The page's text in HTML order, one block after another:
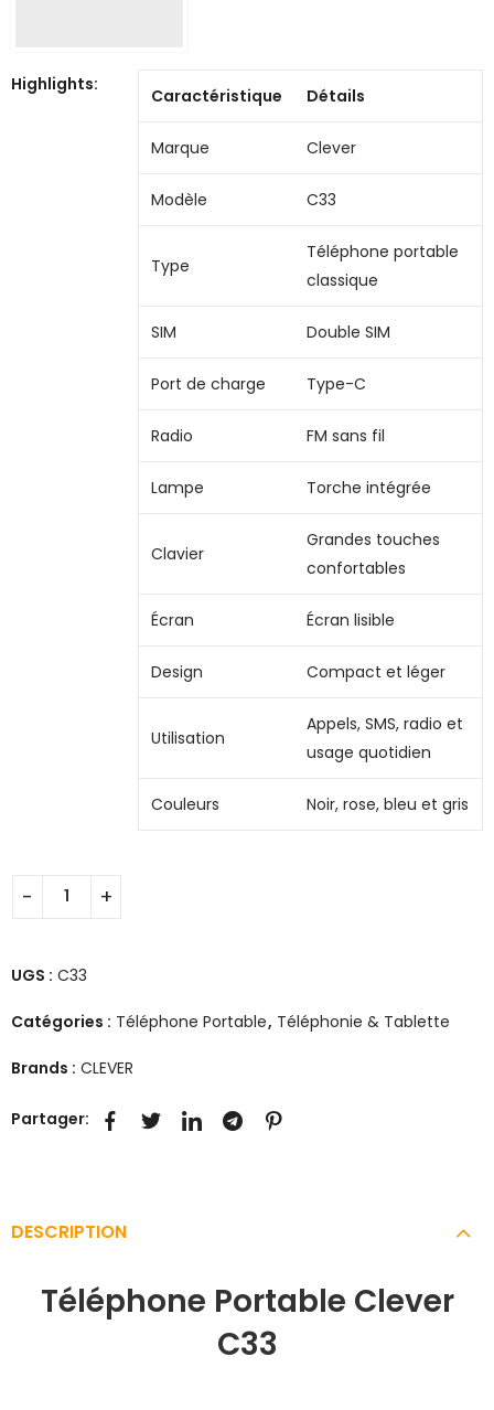
Highlights:
Caractéristique Détails
Marque Clever
Modèle C33
Type
Téléphone portable
classique
SIM Double SIM
Port de charge Type-C
Radio FM sans fil
Lampe Torche intégrée
Clavier
Grandes touches
confortables
Écran Écran lisible
Design Compact et léger
Utilisation
Appels, SMS, radio et
usage quotidien
Couleurs Noir, rose, bleu et gris
UGS : C33
Catégories : Téléphone Portable, Téléphonie & Tablette
Brands : CLEVER
Partager:
DESCRIPTION
Téléphone Portable Clever
C33